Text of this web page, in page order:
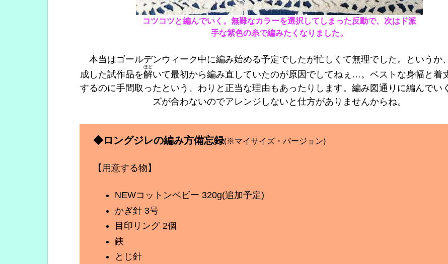
コツコツと編んでいく。無難なカラーを選択してしまった反動で、次はド派
手な紫色の糸で編みたくなりました。
本当はゴールデンウィーク中に編み始める予定でしたが忙しくて無理でした。というか
成した試作品を解
ほど
いて最初から編み直していたのが原因でしてねぇ…。ベストな身幅と着
するのに手間取ったという、わりと正当な理由もあったりします。編み図通りに編んでい
ズが合わないのでアレンジしないと仕方がありませんからね。
◆ロングジレの編み方備忘録(※マイサイズ・バージョン)
【用意する物】
NEWコットンベビー 320g(追加予定)
かぎ針 3号
目印リング 2個
鋏
とじ針